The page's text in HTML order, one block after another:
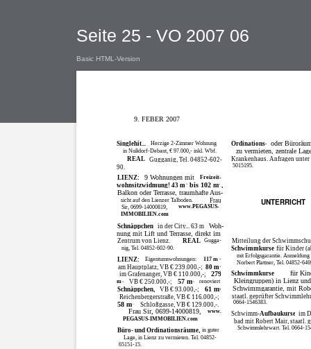
Seite 25 - VO 2007 06
Basic HTML-Version
9. FEBER 2007
Singlehit...
Herzige 2-Zimmer Wohnung
in Nußdorf-Debant, € 97.000,- inkl. Wbf.
REAL
Gugganig, Tel. 04852-602-
90.
LIENZ:
9 Wohnungen mit Freizeit-
wohnsitzwidmung! 43 m 2 bis 102 m2 ,
Balkon oder Terrasse, traumhafte Aus-
sicht auf den Lienzer Talboden. Frau
Sir, 0699-14000819,
www.PEGASUS-
IMMOBILIEN.com
Schnäppchen in der City... 63 m
Woh-
nung mit Lift und Terrasse, direkt im
Zentrum von Lienz. REAL
Gugga-
nig, Tel. 04852-602-90.
LIENZ: Eigentumswohnungen: 117 m 2
am Hauptplatz, VB € 239.000,-; 80 m 2
im Grafenanger, VB € 110.000,-; 279
m 2 VB € 250.000,-; 57 m 2 renoviert
Schnäppchen, VB € 93.000,-; 61 m2
Reichenbergerstraße, VB € 116.000,-;
58 m 2 Schloßgasse, VB € 129.000,-.
Frau Sir, 0699-14000819,
www.
PEGASUS-IMMOBILIEN.com
Büro- und Ordinationsräume,
in guter
Lage, in Lienz zu vermieten. Tel. 04852-
65151-15.
Mitteilung der
Schwimmkurse für Kinder
mit Erfolgsgarantie. Anmeldung
Norbert Plattner, Tel. 04852-
Schwimmkurse
für
Kleingruppen) in Lienz
Schwimmgarantie, mit
staatl. geprüfter
0664-1546383.
Schwimm-Aufbaukurse im
bad mit Robert Mair, staatl.
Schwimmlehrwart. Tel. 0664-
UNTERRICHT
Ordinations- oder
zu vermieten, zentrale
Krankenhaus. Anfragen unter
5015195.